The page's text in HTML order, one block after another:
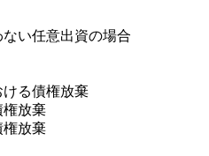
任意出資の場合
る債権放棄
放棄
放棄